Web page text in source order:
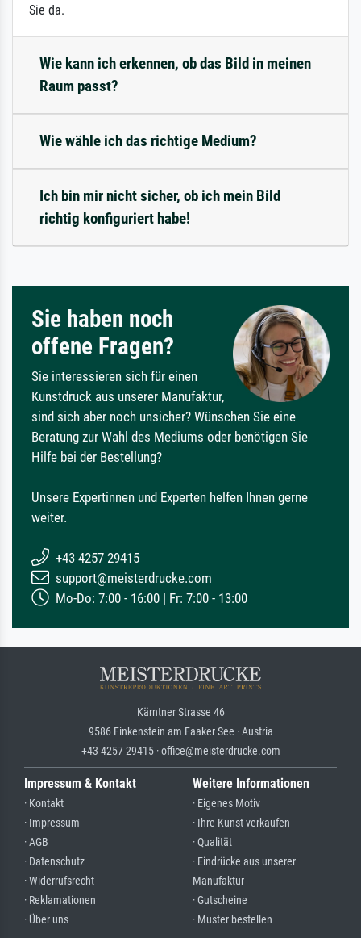
Sie da.
Wie kann ich erkennen, ob das Bild in meinen
Raum passt?
Wie wähle ich das richtige Medium?
Ich bin mir nicht sicher, ob ich mein Bild
richtig konfiguriert habe!
Sie haben noch
offene Fragen?
Sie interessieren sich für einen
Kunstdruck aus unserer Manufaktur,
sind sich aber noch unsicher? Wünschen Sie eine
Beratung zur Wahl des Mediums oder benötigen Sie
Hilfe bei der Bestellung?
Unsere Expertinnen und Experten helfen Ihnen gerne
weiter.
+43 4257 29415
support@meisterdrucke.com
Mo-Do: 7:00 - 16:00 | Fr: 7:00 - 13:00
Kärntner Strasse 46
9586 Finkenstein am Faaker See · Austria
+43 4257 29415 · office@meisterdrucke.com
Impressum & Kontakt
· Kontakt
· Impressum
· AGB
· Datenschutz
· Widerrufsrecht
· Reklamationen
· Über uns
Weitere Informationen
· Eigenes Motiv
· Ihre Kunst verkaufen
· Qualität
· Eindrücke aus unserer
Manufaktur
· Gutscheine
· Muster bestellen